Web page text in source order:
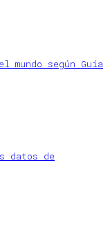
mundo según Guía
datos de